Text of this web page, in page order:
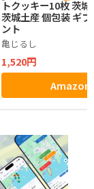
トクッキー10枚 茨
茨城土産 個包装 ギ
ント
亀じるし
1,520円
Amazon